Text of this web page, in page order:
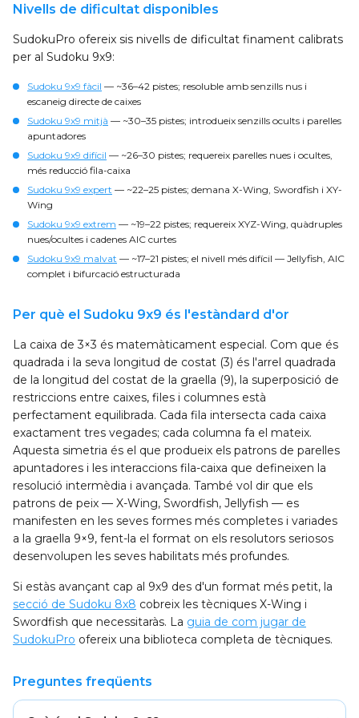
Nivells de dificultat disponibles
SudokuPro ofereix sis nivells de dificultat finament calibrats
per al Sudoku 9x9:
Sudoku 9x9 fàcil — ~36–42 pistes; resoluble amb senzills nus i
escaneig directe de caixes
Sudoku 9x9 mitjà — ~30–35 pistes; introdueix senzills ocults i parelles
apuntadores
Sudoku 9x9 difícil — ~26–30 pistes; requereix parelles nues i ocultes,
més reducció fila-caixa
Sudoku 9x9 expert — ~22–25 pistes; demana X-Wing, Swordfish i XY-
Wing
Sudoku 9x9 extrem — ~19–22 pistes; requereix XYZ-Wing, quàdruples
nues/ocultes i cadenes AIC curtes
Sudoku 9x9 malvat — ~17–21 pistes; el nivell més difícil — Jellyfish, AIC
complet i bifurcació estructurada
Per què el Sudoku 9x9 és l'estàndard d'or
La caixa de 3×3 és matemàticament especial. Com que és
quadrada i la seva longitud de costat (3) és l'arrel quadrada
de la longitud del costat de la graella (9), la superposició de
restriccions entre caixes, files i columnes està
perfectament equilibrada. Cada fila intersecta cada caixa
exactament tres vegades; cada columna fa el mateix.
Aquesta simetria és el que produeix els patrons de parelles
apuntadores i les interaccions fila-caixa que defineixen la
resolució intermèdia i avançada. També vol dir que els
patrons de peix — X-Wing, Swordfish, Jellyfish — es
manifesten en les seves formes més completes i variades
a la graella 9×9, fent-la el format on els resolutors seriosos
desenvolupen les seves habilitats més profundes.
Si estàs avançant cap al 9x9 des d'un format més petit, la
secció de Sudoku 8x8 cobreix les tècniques X-Wing i
Swordfish que necessitaràs. La guia de com jugar de
SudokuPro ofereix una biblioteca completa de tècniques.
Preguntes freqüents